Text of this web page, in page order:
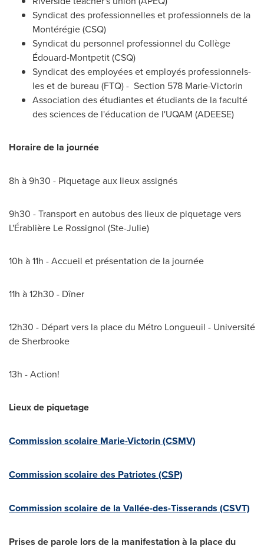
Syndicat des professionnelles et professionnels de la
Montérégie (CSQ)
Syndicat du personnel professionnel du Collège
Édouard-Montpetit (CSQ)
Syndicat des employées et employés professionnels-
les et de bureau (FTQ) - Section 578 Marie-Victorin
Association des étudiantes et étudiants de la faculté
des sciences de l'éducation de l'UQAM (ADEESE)
Horaire de la journée
8h à 9h30 - Piquetage aux lieux assignés
9h30 - Transport en autobus des lieux de piquetage vers
L'Érablière Le Rossignol (Ste-Julie)
10h à 11h - Accueil et présentation de la journée
11h à 12h30 - Dîner
12h30 - Départ vers la place du Métro Longueuil - Université
deSherbrooke
13h - Action!
Lieux de piquetage
Commission scolaire Marie-Victorin (CSMV)
Commission scolaire des Patriotes (CSP)
Commission scolaire de la Vallée-des-Tisserands (CSVT)
Prises de parole lors de la manifestation à la place du